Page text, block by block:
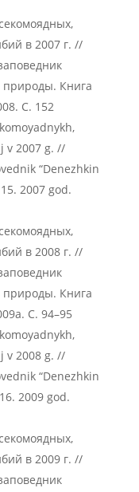
в 2007 г. //
Книга
С. 152
v 2007 g. //
“Denezhkin
2007 god.
в 2008 г. //
Книга
С. 94–95
v 2008 g. //
“Denezhkin
2009 god.
в 2009 г. //